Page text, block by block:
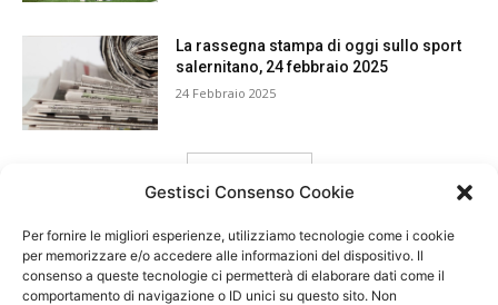
Gestisci Consenso Cookie
Per fornire le migliori esperienze, utilizziamo tecnologie come i cookie
per memorizzare e/o accedere alle informazioni del dispositivo. Il
consenso a queste tecnologie ci permetterà di elaborare dati come il
comportamento di navigazione o ID unici su questo sito. Non
La rassegna stampa di oggi sullo sport
salernitano, 24 febbraio 2025
24 Febbraio 2025